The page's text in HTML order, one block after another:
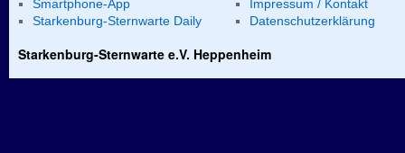
Smartphone-App
Starkenburg-Sternwarte Daily
Impressum / Kontakt
Datenschutzerklärung
Starkenburg-Sternwarte e.V. Heppenheim